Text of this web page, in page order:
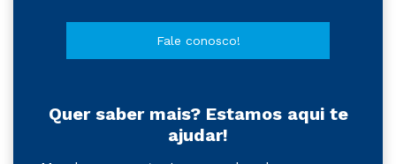
Fale conosco!
Quer saber mais? Estamos aqui te
ajudar!